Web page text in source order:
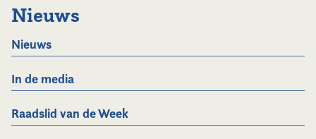
Nieuws
Nieuws
In de media
Raadslid van de Week